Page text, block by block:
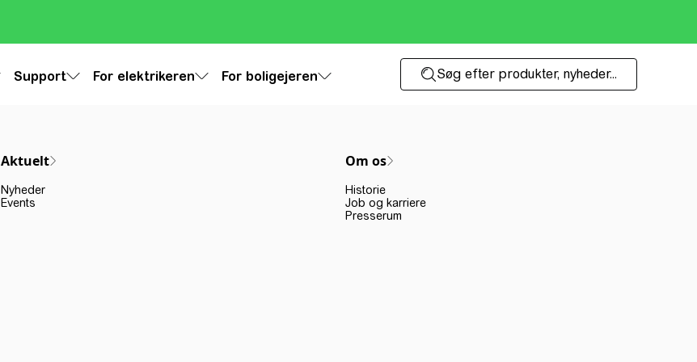
Support For elektrikeren For boligejeren Søg efter produkter, nyheder...
Aktuelt
Nyheder
Events
Om os
Historie
Job og karriere
Presserum